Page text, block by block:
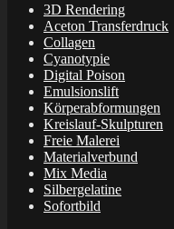
3D Rendering
Aceton Transferdruck
Collagen
Cyanotypie
Digital Poison
Emulsionslift
Körperabformungen
Kreislauf-Skulpturen
Freie Malerei
Materialverbund
Mix Media
Silbergelatine
Sofortbild